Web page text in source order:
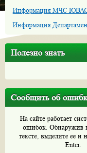
Информация МЧС
Информация
Полезно знать
Сообщить об
На сайте работает
ошибок. Обнаружив
тексте, выделите ее и
Enter.